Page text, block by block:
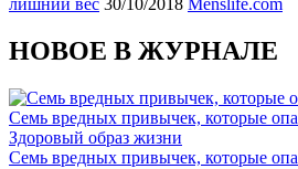
лишний вес 30/10/2018 Menslife.com
НОВОЕ В ЖУРНАЛЕ
Семь вредных привычек, которые
Здоровый образ жизни
Семь вредных привычек, которые